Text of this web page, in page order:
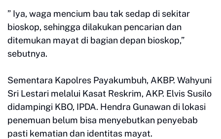
” Iya, waga mencium bau tak sedap di sekitar
bioskop, sehingga dilakukan pencarian dan
ditemukan mayat di bagian depan bioskop,”
sebutnya.
Sementara Kapolres Payakumbuh, AKBP. Wahyuni
Sri Lestari melalui Kasat Reskrim, AKP. Elvis Susilo
didampingi KBO, IPDA. Hendra Gunawan di lokasi
penemuan belum bisa menyebutkan penyebab
pasti kematian dan identitas mayat.